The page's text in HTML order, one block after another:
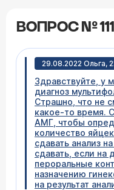
ВОПРОС №
29.08.2022 Ольга,
Здравствуйте, у
диагноз
Страшно, что не
какое-то время.
АМГ, чтобы
количество
сдавать анализ
сдавать, если на
пероральные
назначению
на результат